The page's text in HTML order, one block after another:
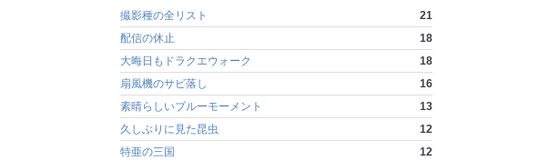
撮影種の全リスト
21
配信の休止
18
大晦日もドラクエウォーク
18
扇風機のサビ落し
16
素晴らしいブルーモーメント
13
久しぶりに見た昆虫
12
特亜の三国
12